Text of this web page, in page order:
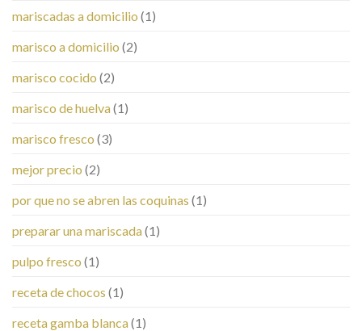
mariscadas a domicilio (1)
marisco a domicilio (2)
marisco cocido (2)
marisco de huelva(1)
marisco fresco (3)
mejor precio (2)
por que no se abren las coquinas (1)
preparar una mariscada(1)
pulpo fresco (1)
receta de chocos (1)
receta gamba blanca(1)